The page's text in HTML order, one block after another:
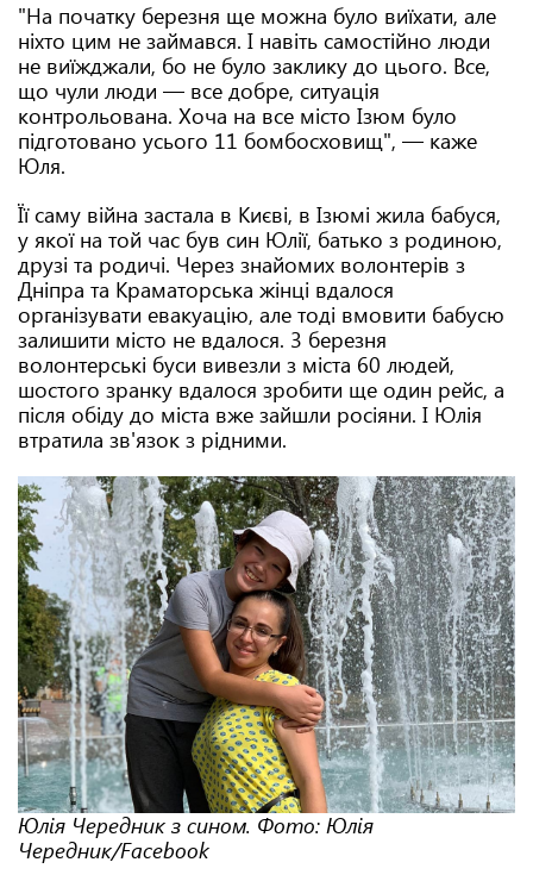
"На початку березня ще можна було виїхати, але
ніхто цим не займався. І навіть самостійно люди
не виїжджали, бо не було заклику до цього. Все,
що чули люди — все добре, ситуація
контрольована. Хоча на все місто Ізюм було
підготовано усього 11 бомбосховищ", — каже
Юля.
Її саму війна застала в Києві, в Ізюмі жила бабуся,
у якої на той час був син Юлії, батько з родиною,
друзі та родичі. Через знайомих волонтерів з
Дніпра та Краматорська жінці вдалося
організувати евакуацію, але тоді вмовити бабусю
залишити місто не вдалося. 3 березня
волонтерські буси вивезли з міста 60 людей,
шостого зранку вдалося зробити ще один рейс, а
після обіду до міста вже зайшли росіяни. І Юлія
втратила зв'язок з рідними.
Юлія Чередник з сином. Фото: Юлія
Чередник/Facebook